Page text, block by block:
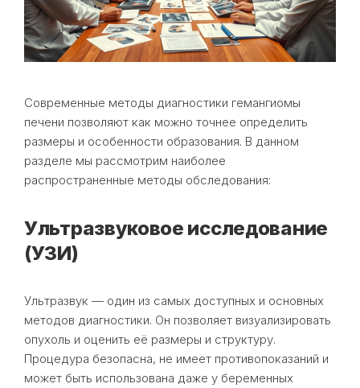
Современные методы диагностики гемангиомы
печени позволяют как можно точнее определить
размеры и особенности образования. В данном
разделе мы рассмотрим наиболее
распространенные методы обследования:
Ультразвуковое исследование
(УЗИ)
Ультразвук — один из самых доступных и основных
методов диагностики. Он позволяет визуализировать
опухоль и оценить её размеры и структуру.
Процедура безопасна, не имеет противопоказаний и
может быть использована даже у беременных